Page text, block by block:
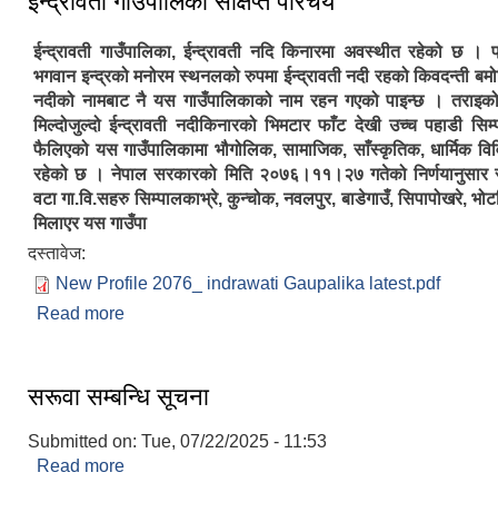
ईन्द्रावती गाउँपालिका, ईन्द्रावती नदि किनारमा अवस्थीत रहेको छ ।
भगवान इन्द्रको मनोरम स्थनलको रुपमा ईन्द्रावती नदी रहको किवदन्ती
नदीको नामबाट नै यस गाउँपालिकाको नाम रहन गएको पाइन्छ । तराइको
मिल्दोजुल्दो ईन्द्रावती नदीकिनारको भिमटार फाँट देखी उच्च पहाडी
फैलिएको यस गाउँपालिकामा भौगोलिक, सामाजिक, साँस्कृतिक, धार्मिक
रहेको छ । नेपाल सरकारको मिति २०७६।११।२७ गतेको निर्णयानुसार
वटा गा.वि.सहरु सिम्पालकाभ्रे, कुन्चोक, नवलपुर, बाडेगाउँ, सिपापोखरे,
मिलाएर यस गाउँपा
दस्तावेज:
New Profile 2076_ indrawati Gaupalika latest.pdf
Read more
सरूवा सम्बन्धि सूचना
Submitted on: Tue, 07/22/2025 - 11:53
Read more